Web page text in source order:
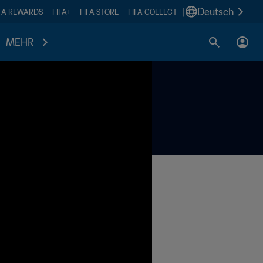
REWARDS FIFA+ FIFA STORE FIFA COLLECT Deutsch
MEHR